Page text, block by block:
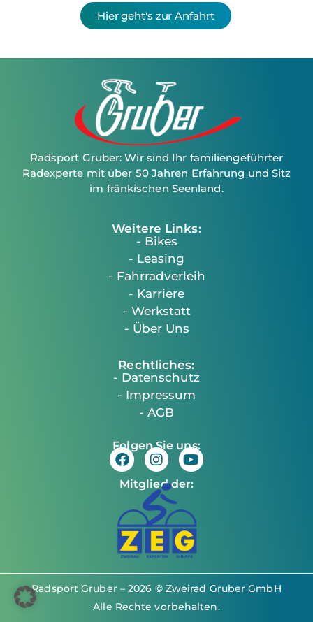
Hier geht's zur Anfahrt
Radsport Gruber: Wir sind Ihr familiengeführter
Radexperte mit über 50 Jahren Erfahrung und Sitz
im fränkischen Seenland.
Weitere Links:
- Bikes
- Leasing
- Fahrradverleih
- Karriere
- Werkstatt
- Über Uns
Rechtliches:
- Datenschutz
- Impressum
- AGB
Folgen Sie uns:
Mitglied der:
Radsport Gruber – 2026 © Zweirad Gruber GmbH
Alle Rechte vorbehalten.